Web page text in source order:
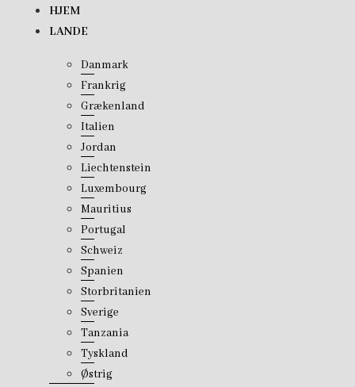
HJEM
LANDE
Danmark
Frankrig
Grækenland
Italien
Jordan
Liechtenstein
Luxembourg
Mauritius
Portugal
Schweiz
Spanien
Storbritanien
Sverige
Tanzania
Tyskland
Østrig